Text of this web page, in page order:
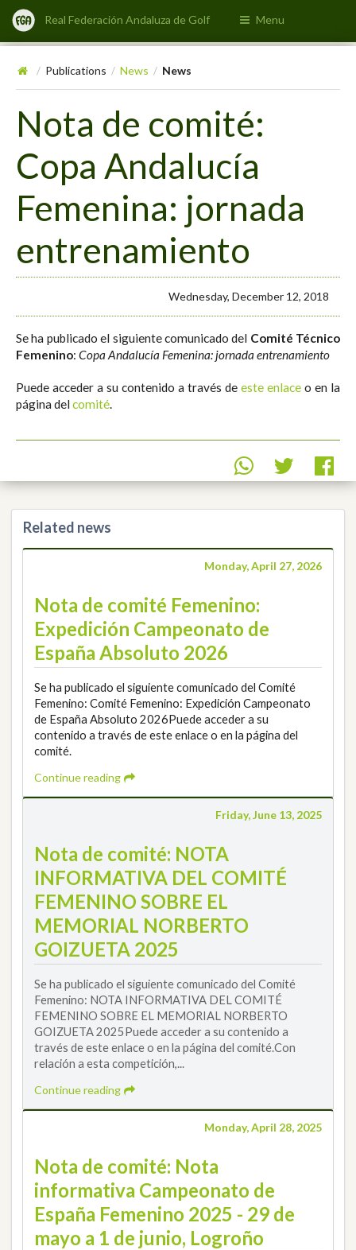
Real Federación Andaluza de Golf Menu
/ Publications / News / News
Nota de comité:
Copa Andalucía
Femenina: jornada
entrenamiento
Wednesday, December 12, 2018
Se ha publicado el siguiente comunicado del Comité Técnico
Femenino: Copa Andalucía Femenina: jornada entrenamiento
Puede acceder a su contenido a través de este enlace o en la
página delcomité
Related news
Monday, April 27, 2026
Nota de comité Femenino:
Expedición Campeonato de
España Absoluto 2026
Se ha publicado el siguiente comunicado del Comité
Femenino: Comité Femenino: Expedición Campeonato
de España Absoluto 2026Puede acceder a su
contenido a través de este enlace o en la página del
comité.
Continue reading
Friday, June 13, 2025
Nota de comité: NOTA
INFORMATIVA DEL COMITÉ
FEMENINO SOBRE EL
MEMORIAL NORBERTO
GOIZUETA 2025
Se ha publicado el siguiente comunicado del Comité
Femenino: NOTA INFORMATIVA DEL COMITÉ
FEMENINO SOBRE EL MEMORIAL NORBERTO
GOIZUETA 2025Puede acceder a su contenido a
través de este enlace o en la página del comité.Con
relación a esta competición,...
Continue reading
Monday, April 28, 2025
Nota de comité: Nota
informativa Campeonato de
España Femenino 2025 - 29 de
mayo a 1 de junio, Logroño